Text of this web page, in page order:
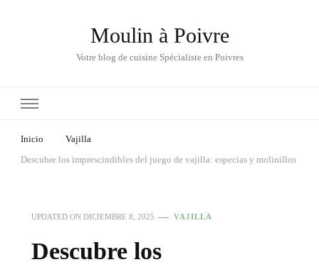
Moulin à Poivre
Votre blog de cuisine Spécialiste en Poivres
Inicio
Vajilla
Descubre los imprescindibles del juego de vajilla: especias y molinillos
UPDATED ON DICIEMBRE 8, 2025 VAJILLA
Descubre los